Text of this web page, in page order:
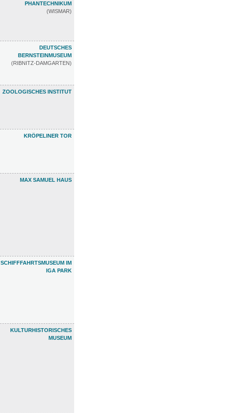
PHANTECHNIKUM
(WISMAR)
DEUTSCHES
BERNSTEINMUSEUM
(RIBNITZ-DAMGARTEN)
ZOOLOGISCHES INSTITUT
KRÖPELINER TOR
MAX SAMUEL HAUS
SCHIFFFAHRTSMUSEUM IM
IGA PARK
KULTURHISTORISCHES
MUSEUM